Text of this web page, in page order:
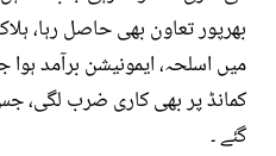
بھرپور تعاون بھی حاصل رہا،
میں اسلحہ، ایمونیشن برآمد
کمانڈ پر بھی کاری ضرب لگی،
گئے ۔